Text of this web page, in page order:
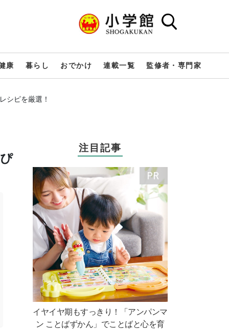
康 暮らし おでかけ 連載一覧 監修者・専門家
シピを厳選！
注目記事
イヤイヤ期もすっきり！「アンパンマ
ン ことばずかん」でことばと心を育